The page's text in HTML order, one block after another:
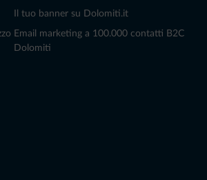
Il tuo banner su Dolomiti.it
Email marketing a 100.000 contatti B2C
Dolomiti